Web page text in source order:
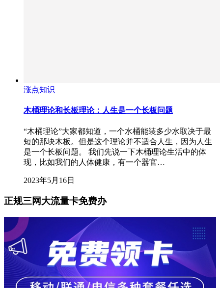
涨点知识
木桶理论和长板理论：人生是一个长板问题
“木桶理论”大家都知道，一个水桶能装多少水取决于最
短的那块木板。但是这个理论并不适合人生，因为人生
是一个长板问题。 我们先说一下木桶理论生活中的体
现，比如我们的人体健康，有一个器官…
2023年5月16日
正规三网大流量卡免费办